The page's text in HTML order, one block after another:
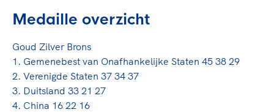
Medaille overzicht
Goud Zilver Brons
1. Gemenebest van Onafhankelijke Staten 45 38 29
2. Verenigde Staten 37 34 37
3. Duitsland 33 21 27
4. China 16 22 16